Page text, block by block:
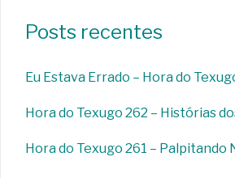
Posts recentes
Eu Estava Errado – Hora do
Hora do Texugo 262 – Histórias
Hora do Texugo 261 – Palpitando